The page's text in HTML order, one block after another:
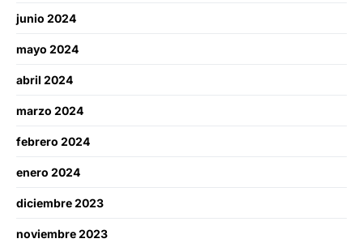
junio 2024
mayo 2024
abril 2024
marzo 2024
febrero 2024
enero 2024
diciembre 2023
noviembre 2023